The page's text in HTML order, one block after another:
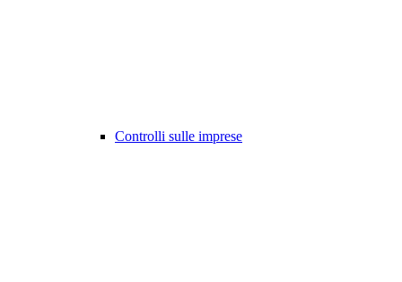
Controlli sulle imprese